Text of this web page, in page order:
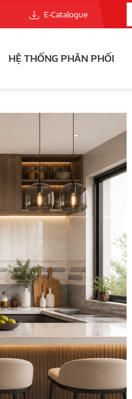
E-Catalogue
HỆ THỐNG PHÂN PHỐI